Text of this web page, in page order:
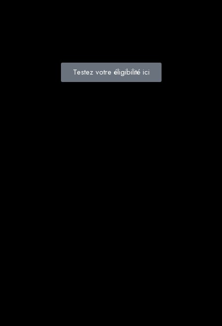
Testez votre éligibilité ici